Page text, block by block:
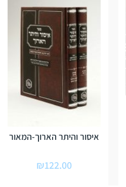
איסור והיתר הארוך-המאור
₪122.00